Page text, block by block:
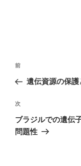
投
稿
ビ
ゲ
ー
前
の
稿
前
遺伝資源の保
次
の
投
次
ブラジルでの遺伝
問題性